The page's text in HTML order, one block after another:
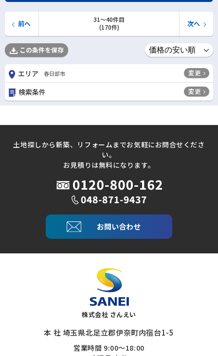
31〜40件目
(170件)
前へ 次へ
この条件を保存
エリア 春日部市 変更
検索条件 変更
土地探しから新築、リフォームまでお気軽にお問合せくださ
い。
お見積りは無料になります。
お問い合わせ
株式会社 さんえい
本 社 埼玉県北足立郡伊奈町内宿台1-5
営業時間 9:00～18:00